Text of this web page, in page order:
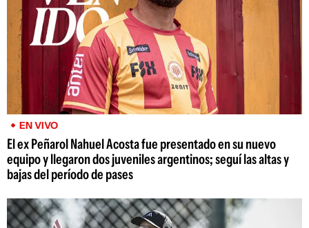
EN VIVO
El ex Peñarol Nahuel Acosta fue presentado en su nuevo
equipo y llegaron dos juveniles argentinos; seguí las altas y
bajas del período de pases